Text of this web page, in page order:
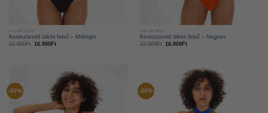
Keresztezett bikini felső – Midnight
22.900Ft 16.000 Ft
Keresztezett bikini felső – Negroni
22.900Ft 16.000 Ft
-30% -30%